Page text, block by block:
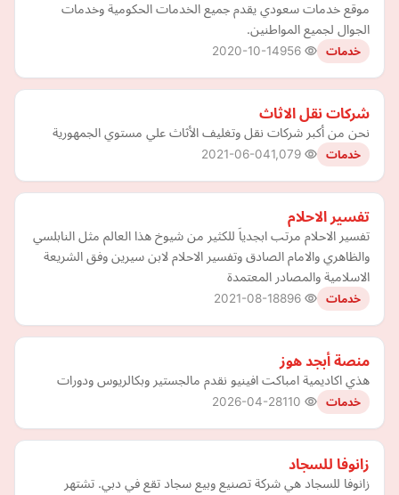
موقع خدمات سعودي يقدم جميع الخدمات الحكومية وخدمات
الجوال لجميع المواطنين.
خدمات 2020-10-14
شركات نقل الاثاث
نحن من أكبر شركات نقل وتغليف الأثاث علي مستوي الجمهورية
خدمات 2021-06-04
تفسير الاحلام
تفسير الاحلام مرتب ابجدياَ للكثير من شيوخ هذا العالم مثل النابلسي
والظاهري والامام الصادق وتفسير الاحلام لابن سيرين وفق الشريعة
الاسلامية والمصادر المعتمدة
خدمات 2021-08-18
منصة أبجد هوز
هذي اكاديمية امباكت افينيو نقدم مالجستير وبكالريوس ودورات
خدمات 2026-04-28
زانوفا للسجاد
زانوفا للسجاد هي شركة تصنيع وبيع سجاد تقع في دبي. تشتهر